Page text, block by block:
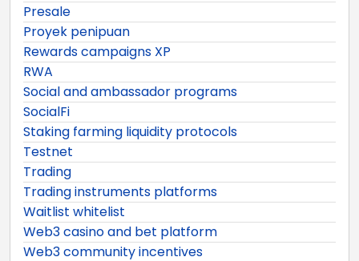
Presale
Proyek penipuan
Rewards campaigns XP
RWA
Social and ambassador programs
SocialFi
Staking farming liquidity protocols
Testnet
Trading
Trading instruments platforms
Waitlist whitelist
Web3 casino and bet platform
Web3 community incentives